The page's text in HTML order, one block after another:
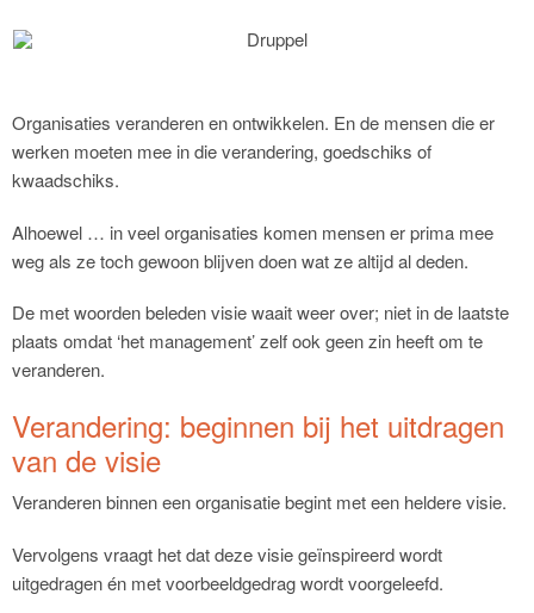
Organisaties veranderen en ontwikkelen. En de mensen die er
werken moeten mee in die verandering, goedschiks of
kwaadschiks.
Alhoewel … in veel organisaties komen mensen er prima mee
weg als ze toch gewoon blijven doen wat ze altijd al deden.
De met woorden beleden visie waait weer over; niet in de laatste
plaats omdat ‘het management’ zelf ook geen zin heeft om te
veranderen.
Verandering: beginnen bij het uitdragen
van de visie
Veranderen binnen een organisatie begint met een heldere visie.
Vervolgens vraagt het dat deze visie geïnspireerd wordt
uitgedragen én met voorbeeldgedrag wordt voorgeleefd.